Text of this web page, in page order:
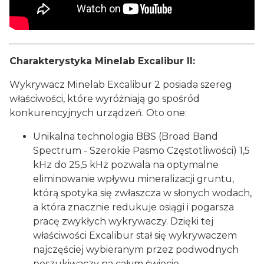
Charakterystyka Minelab Excalibur II:
Wykrywacz Minelab Excalibur 2 posiada szereg
właściwości, które wyróżniają go spośród
konkurencyjnych urządzeń. Oto one:
Unikalna technologia BBS (Broad Band
Spectrum - Szerokie Pasmo Częstotliwości) 1,5
kHz do 25,5 kHz pozwala na optymalne
eliminowanie wpływu mineralizacji gruntu,
którą spotyka się zwłaszcza w słonych wodach,
a która znacznie redukuje osiągi i pogarsza
pracę zwykłych wykrywaczy. Dzięki tej
właściwości Excalibur stał się wykrywaczem
najczęściej wybieranym przez podwodnych